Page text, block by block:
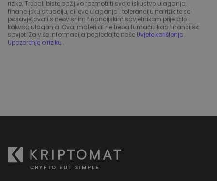
rizike. Trebali biste pažljivo razmotriti svoje iskustvo ulaganja,
financijsku situaciju, ciljeve ulaganja i toleranciju na rizik te se
posavjetovati s neovisnim financijskim savjetnikom prije bilo
kakvog ulaganja. Ovaj materijal ne treba tumačiti kao financijski
savjet. Za više informacija pogledajte naše Uvjete korištenja i
Upozorenje o riziku .